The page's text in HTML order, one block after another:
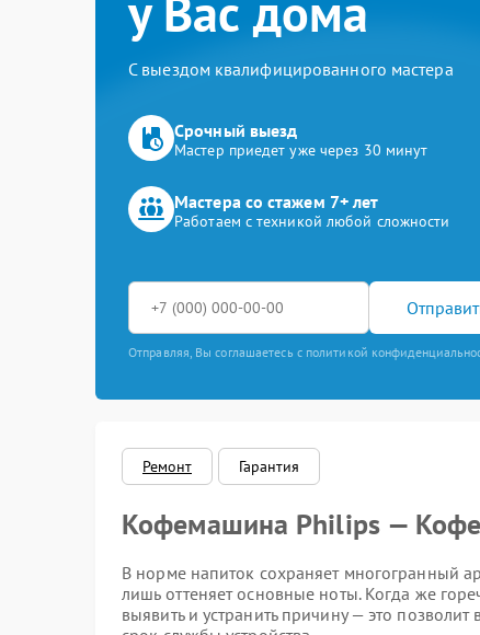
у Вас дома
С выездом квалифицированного мастера
Срочный выезд
Мастер приедет уже через 30 минут
Мастера со стажем 7+ лет
Работаем с техникой любой сложности
Отправляя, Вы соглашаетесь с политикой
Ремонт Гарантия
Кофемашина Philips — Кофе
В норме напиток сохраняет многогранный
лишь оттеняет основные ноты. Когда же
выявить и устранить причину — это